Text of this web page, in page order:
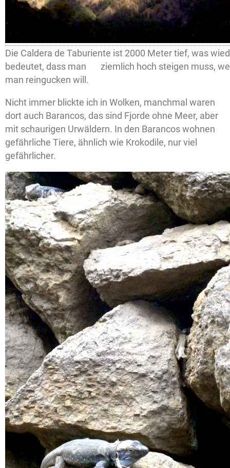
Die Caldera de Taburiente ist 2000 Meter tief, was
bedeutet, dass man ziemlich hoch steigen muss,
man reingucken will.
Nicht immer blickte ich in Wolken, manchmal waren
dort auch Barancos, das sind Fjorde ohne Meer, aber
mit schaurigen Urwäldern. In den Barancos wohnen
gefährliche Tiere, ähnlich wie Krokodile, nur viel
gefährlicher.